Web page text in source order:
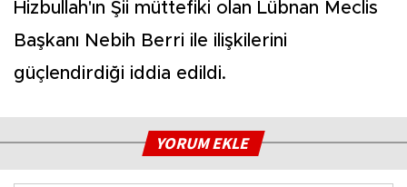
Hizbullah'ın Şii müttefiki olan Lübnan Meclis
Başkanı Nebih Berri ile ilişkilerini
güçlendirdiği iddia edildi.
YORUM EKLE